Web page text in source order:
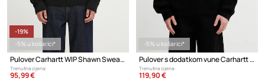
-19%
-5% u košarici*
Pulover Carhartt WIP Shawn Sweater
Trenutna cijena:
95,99 €
-5% u košarici*
Pulover s dodatkom vune Carhartt WIP Commuting Sweater
Trenutna cijena:
119,90 €